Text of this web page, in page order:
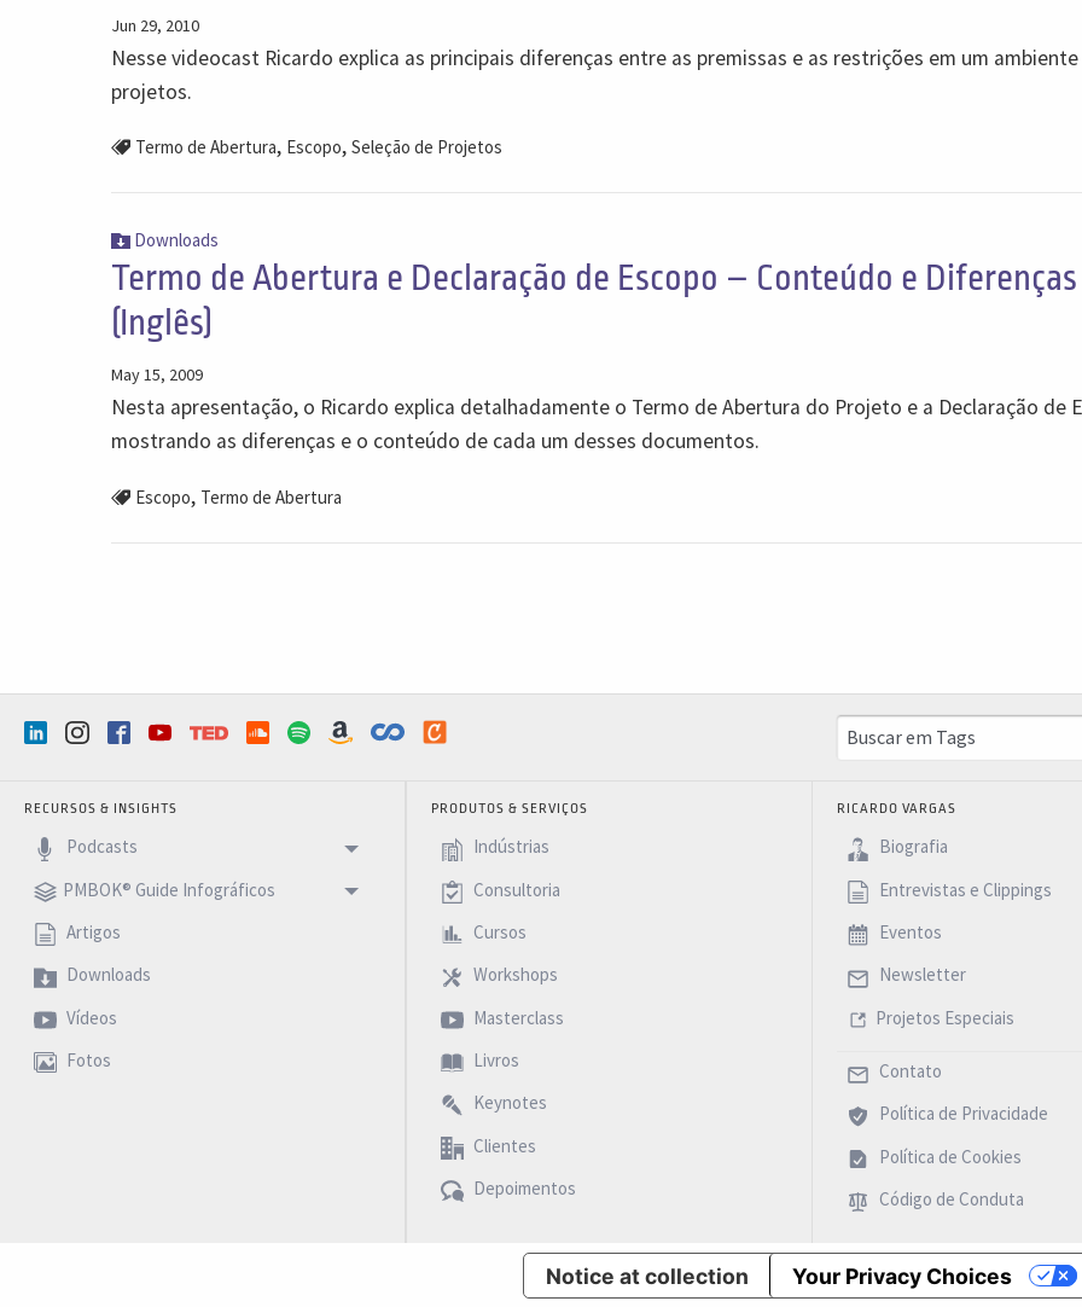
Jun 29, 2010
Nesse videocast Ricardo explica as principais diferenças entre as premissas e as restrições em um
projetos.
Termo de Abertura, Escopo, Seleção de Projetos
Downloads
Termo de Abertura e Declaração de Escopo – Conteúdo e Diferenças
(Inglês)
May 15, 2009
Nesta apresentação, o Ricardo explica detalhadamente o Termo de Abertura do Projeto e a Declaração de
mostrando as diferenças e o conteúdo de cada um desses documentos.
Escopo, Termo de Abertura
RECURSOS & INSIGHTS
Podcasts
PMBOK® Guide Infográficos
Artigos
Downloads
Vídeos
Fotos
PRODUTOS & SERVIÇOS
Indústrias
Consultoria
Cursos
Workshops
Masterclass
Livros
Keynotes
Clientes
Depoimentos
RICARDO VARGAS
Biografia
Entrevistas e Clippings
Eventos
Newsletter
Projetos Especiais
Contato
Política de Privacidade
Política de Cookies
Código de Conduta
Notice at collection Your Privacy Choices